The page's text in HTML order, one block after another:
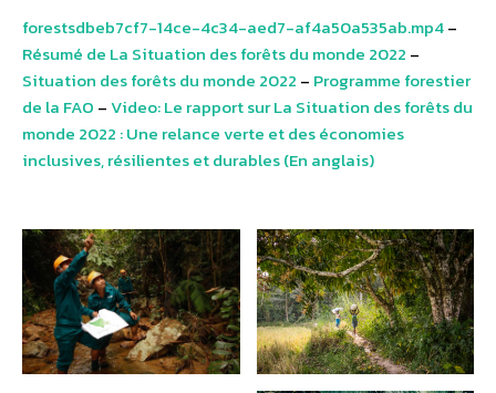
forestsdbeb7cf7-14ce-4c34-aed7-af4a50a535ab.mp4–
Résumé de La Situation des forêts du monde 2022 –
Situation des forêts du monde 2022 – Programme forestier
de la FAO –Video: Le rapport sur La Situation des forêts du
monde 2022 : Une relance verte et des économies
inclusives, résilientes et durables (En anglais)